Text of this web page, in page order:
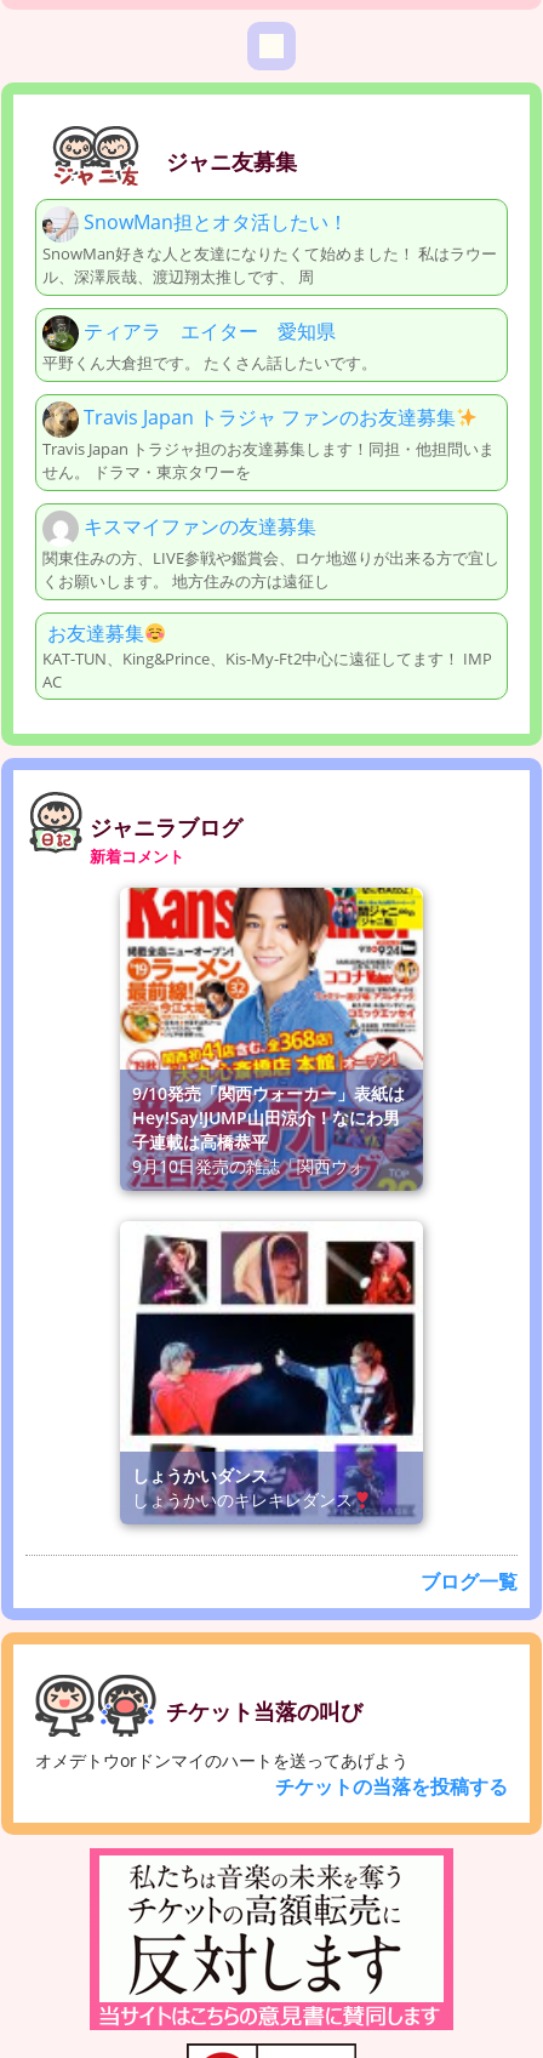
ジャニ友募集
SnowMan担とオタ活したい！
SnowMan好きな人と友達になりたくて始めました！ 私はラウー
ル、深澤辰哉、渡辺翔太推しです、 周
ティアラ エイター 愛知県
平野くん大倉担です。 たくさん話したいです。
Travis Japan トラジャ ファンのお友達募集
Travis Japan トラジャ担のお友達募集します！同担・他担問いま
せん。 ドラマ・東京タワーを
キスマイファンの友達募集
関東住みの方、LIVE参戦や鑑賞会、ロケ地巡りが出来る方で宜し
くお願いします。 地方住みの方は遠征し
お友達募集
KAT-TUN、King&Prince、Kis-My-Ft2中心に遠征してます！ IMP
AC
ジャニラブログ
新着コメント
9/10発売「関西ウォーカー」表紙は
Hey!Say!JUMP山田涼介！なにわ男
子連載は高橋恭平
9月10日発売の雑誌「関西ウォ
しょうかいダンス
しょうかいのキレキレダンス
ブログ一覧
チケット当落の叫び
オメデトウorドンマイのハートを送ってあげよう
チケットの当落を投稿する